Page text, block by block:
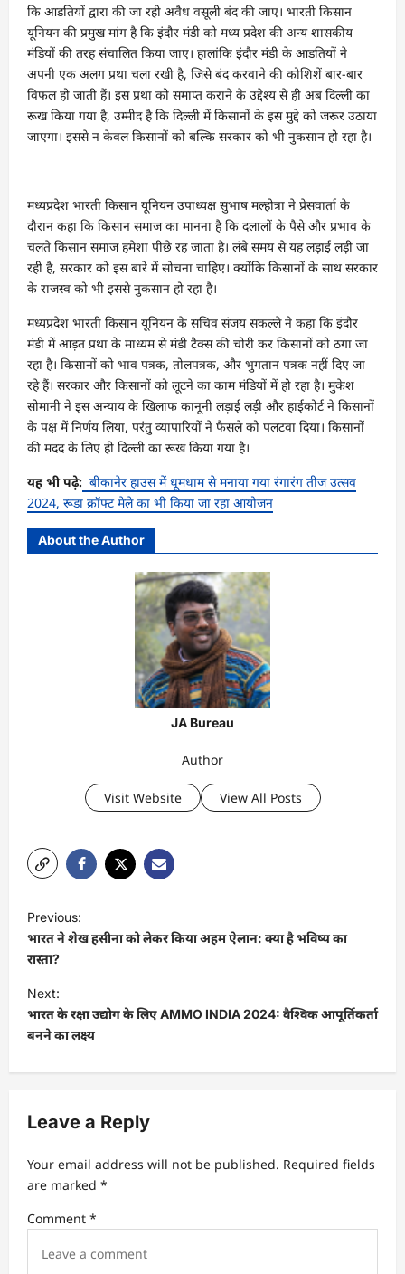
कि आडतियों द्वारा की जा रही अवैध वसूली बंद की जाए। भारती किसान
यूनियन की प्रमुख मांग है कि इंदौर मंडी को मध्य प्रदेश की अन्य शासकीय
मंडियों की तरह संचालित किया जाए। हालांकि इंदौर मंडी के आडतियों ने
अपनी एक अलग प्रथा चला रखी है, जिसे बंद करवाने की कोशिशें बार-बार
विफल हो जाती हैं। इस प्रथा को समाप्त कराने के उद्देश्य से ही अब दिल्ली का
रूख किया गया है, उम्मीद है कि दिल्ली में किसानों के इस मुद्दे को जरूर उठाया
जाएगा। इससे न केवल किसानों को बल्कि सरकार को भी नुकसान हो रहा है।
मध्यप्रदेश भारती किसान यूनियन उपाध्यक्ष सुभाष मल्होत्रा ने प्रेसवार्ता के
दौरान कहा कि किसान समाज का मानना है कि दलालों के पैसे और प्रभाव के
चलते किसान समाज हमेशा पीछे रह जाता है। लंबे समय से यह लड़ाई लड़ी जा
रही है, सरकार को इस बारे में सोचना चाहिए। क्योंकि किसानों के साथ सरकार
के राजस्व को भी इससे नुकसान हो रहा है।
मध्यप्रदेश भारती किसान यूनियन के सचिव संजय सकल्ले ने कहा कि इंदौर
मंडी में आड़त प्रथा के माध्यम से मंडी टैक्स की चोरी कर किसानों को ठगा जा
रहा है। किसानों को भाव पत्रक, तोलपत्रक, और भुगतान पत्रक नहीं दिए जा
रहे हैं। सरकार और किसानों को लूटने का काम मंडियों में हो रहा है। मुकेश
सोमानी ने इस अन्याय के खिलाफ कानूनी लड़ाई लड़ी और हाईकोर्ट ने किसानों
के पक्ष में निर्णय लिया, परंतु व्यापारियों ने फैसले को पलटवा दिया। किसानों
की मदद के लिए ही दिल्ली का रूख किया गया है।
यह भी पढ़े: बीकानेर हाउस में धूमधाम से मनाया गया रंगारंग तीज उत्सव
2024, रूडा क्रॉफ्ट मेले का भी किया जा रहा आयोजन
About the Author
JA Bureau
Author
Visit Website View All Posts
o
s
t
n
a
v
g
a
t
i
Previous:
भारत ने शेख हसीना को लेकर किया अहम ऐलान: क्या है भविष्य का
रास्ता?
Next:
भारत के रक्षा उद्योग के लिए AMMO INDIA 2024: वैश्विक आपूर्तिकर्ता
बनने का लक्ष्य
Leave a Reply
Your email address will not be published. Required fields
are marked *
Comment *